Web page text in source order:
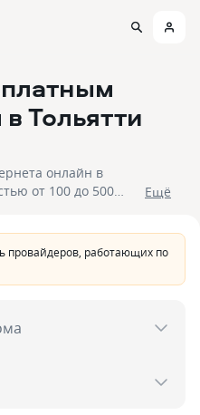
в Тольятти
онлайн в
от 100 до 500
интернет
Eщё
провайдеров, работающих по